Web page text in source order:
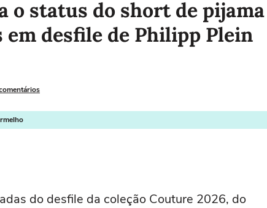
o status do short de pijama
desfile de Philipp Plein
do desfile da coleção Couture 2026, do